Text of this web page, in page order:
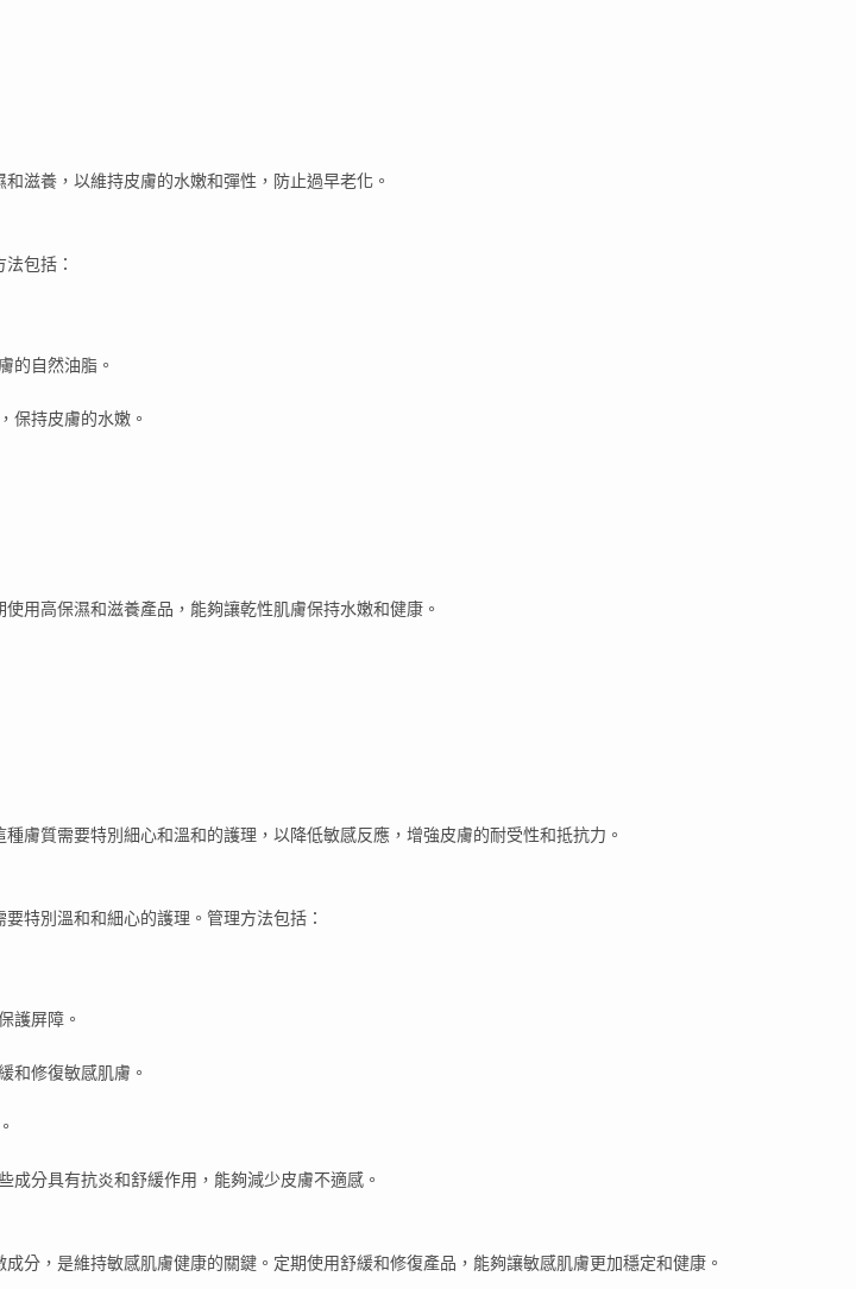
滋養，以維持皮膚的水嫩和彈性，防止過早老化。
包括：
的自然油脂。
保持皮膚的水嫩。
用高保濕和滋養產品，能夠讓乾性肌膚保持水嫩和健康。
膚質需要特別細心和溫和的護理，以降低敏感反應，增強皮膚的耐受性和抵抗力。
特別溫和和細心的護理。管理方法包括：
護屏障。
和修復敏感肌膚。
成分具有抗炎和舒緩作用，能夠減少皮膚不適感。
分，是維持敏感肌膚健康的關鍵。定期使用舒緩和修復產品，能夠讓敏感肌膚更加穩定和健康。